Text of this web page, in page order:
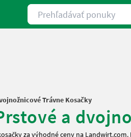
Prehľadávať ponuky
Trávne Kosačky
a
za výhodné ceny na